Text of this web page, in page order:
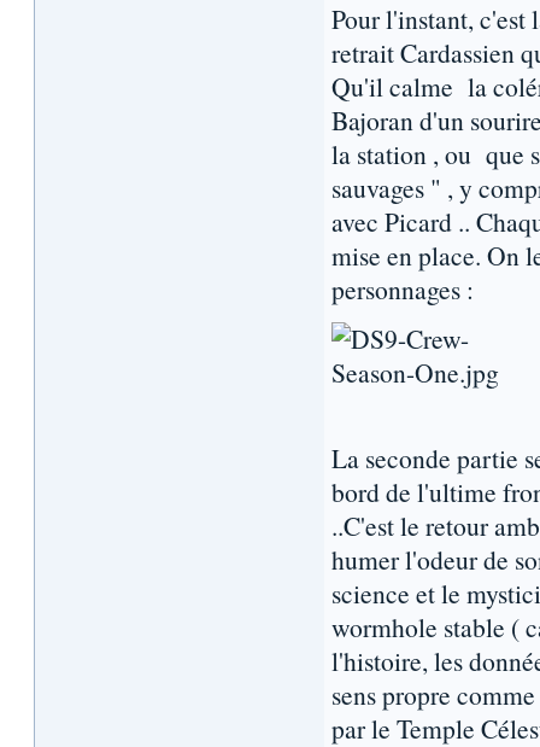
Pour l'instant, c'est
retrait Cardassien
Qu'il calme la
Bajoran d'un
la station , ou que
sauvages " , y
avec Picard ..
mise en place. On
personnages :
La seconde partie
bord de l'ultime
..C'est le retour
humer l'odeur de
science et le
wormhole stable (
l'histoire, les
sens propre
par le Temple